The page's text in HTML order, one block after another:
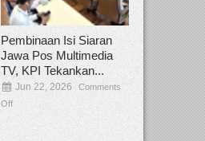
Pembinaan Isi Siaran
Jawa Pos Multimedia
TV, KPI Tekankan...
Jun 22, 2026
Comments
Off